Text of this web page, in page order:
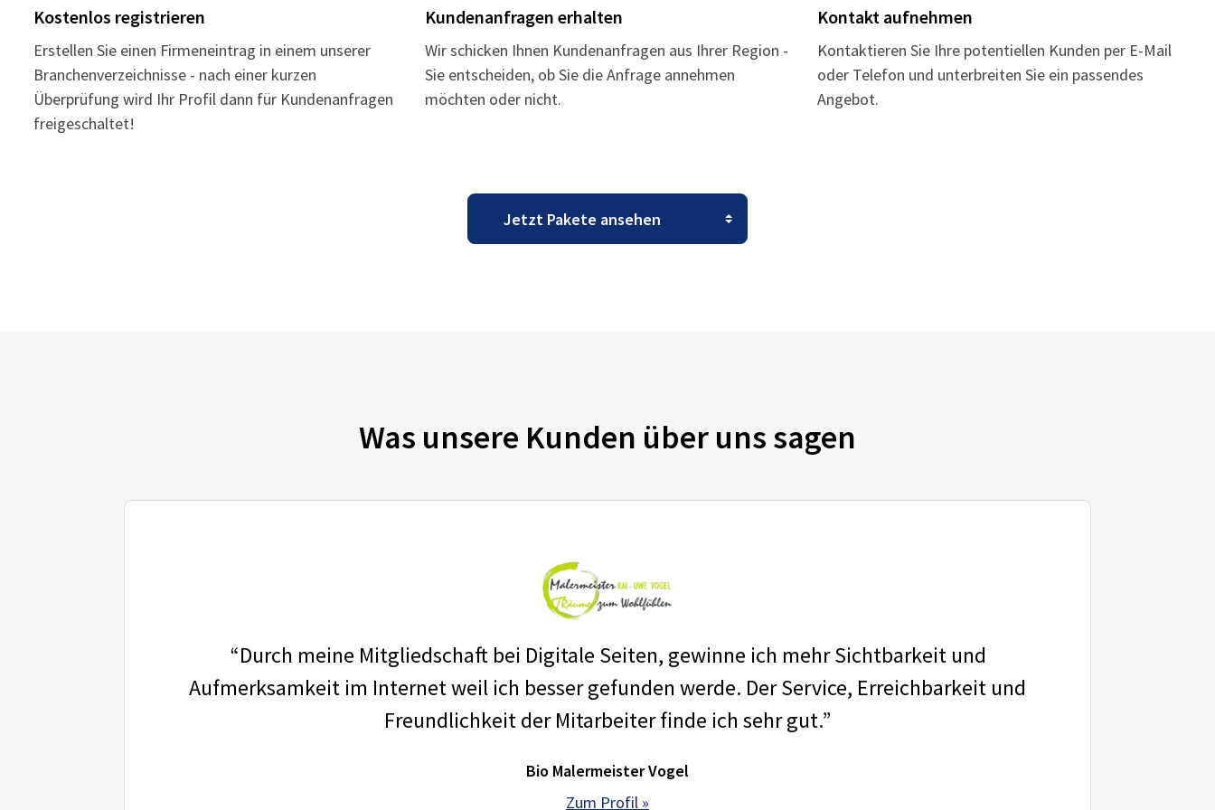
Kostenlos registrieren
Erstellen Sie einen Firmeneintrag in einem unserer
Branchenverzeichnisse - nach einer kurzen
Überprüfung wird Ihr Profil dann für Kundenanfragen
freigeschaltet!
Kundenanfragen erhalten
Wir schicken Ihnen Kundenanfragen aus Ihrer Region -
Sie entscheiden, ob Sie die Anfrage annehmen
möchten oder nicht.
Kontakt aufnehmen
Kontaktieren Sie Ihre potentiellen Kunden per E-Mail
oder Telefon und unterbreiten Sie ein passendes
Angebot.
Was unsere Kunden über uns sagen
“Durch meine Mitgliedschaft bei Digitale Seiten, gewinne ich mehr Sichtbarkeit und
Aufmerksamkeit im Internet weil ich besser gefunden werde. Der Service, Erreichbarkeit und
Freundlichkeit der Mitarbeiter finde ich sehr gut.”
Bio Malermeister Vogel
Zum Profil »